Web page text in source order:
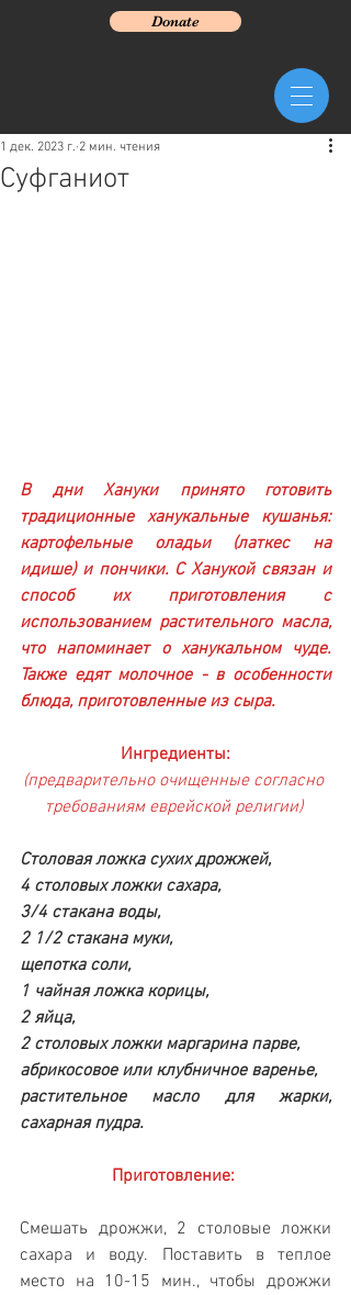
Donate
Суфганиот
1 дек. 2023 г. 2 мин. чтения
В дни Хануки принято готовить
традиционные ханукальные кушанья:
картофельные оладьи (латкес на
идише) и пончики. С Ханукой связан и
способ их приготовления с
использованием растительного масла,
что напоминает о ханукальном чуде.
Также едят молочное - в особенности
блюда, приготовленные из сыра.
Ингредиенты:
(предварительно очищенные согласно
требованиям еврейской религии)
Столовая ложка сухих дрожжей,
4 столовых ложки сахара,
3/4 стакана воды,
2 1/2 стакана муки,
щепотка соли,
1 чайная ложка корицы,
2 яйца,
2 столовых ложки маргарина парве,
абрикосовое или клубничное варенье,
растительное масло для жарки,
сахарная пудра.
Приготовление:
Смешать дрожжи, 2 столовые ложки
сахара и воду. Поставить в теплое
место на 10-15 мин., чтобы дрожжи